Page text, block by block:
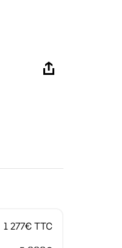
1 277€ TTC